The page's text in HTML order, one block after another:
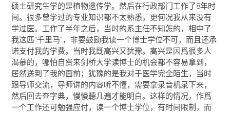
硕士研究生学的是植物遗传学。然后在行政部门工作了8年时
间。很多曾学过的专业知识都不太熟悉，更何况我从来没有
学过医。工作了半年之后，当时的系主任不知怎的，相中了
我这匹“千里马”，非要鼓励我读一个博士学位不可，而且还承
诺支付我的学费。当时我既高兴又犹豫。高兴是因爲很多人
渴慕的，哪怕自费来剑桥大学读博士的机会都不容易拿到，
居然送到了我的面前；犹豫的是我对于医学完全陌生，当时
跟导师交流，导师讲的内容听不懂，需要拿录音机录下来，
然后回去查字典，慢慢聼几遍才能明白。这样的情况，作爲
一个工作还可勉强应付，读一个博士学位，有时间限制，而